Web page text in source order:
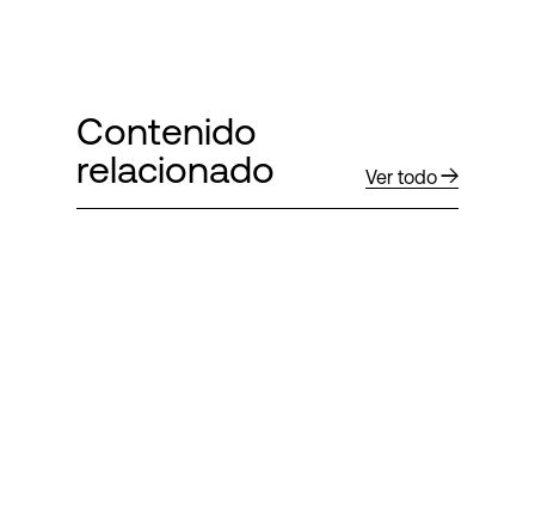
Contenido
relacionado
Ver todo